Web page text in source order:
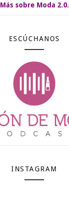
Más sobre Moda 2.0.
ESCÚCHANOS
INSTAGRAM